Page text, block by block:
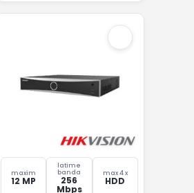
maxim
12 MP
latime
banda
256
Mbps
max 4 x
HDD